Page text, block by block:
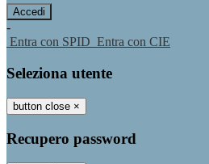
-
Entra con SPID Entra con CIE
Seleziona utente
button close ×
Recupero password